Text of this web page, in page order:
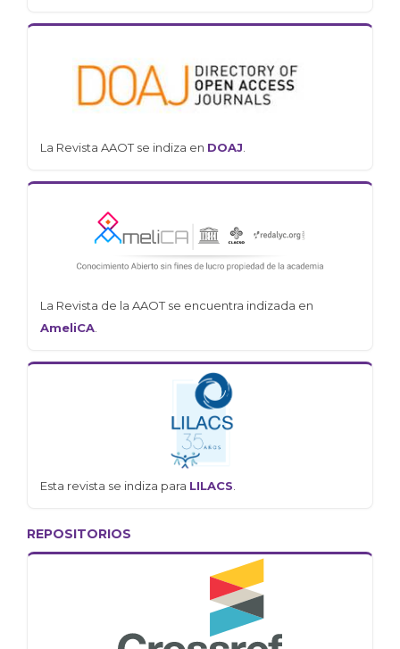
La Revista AAOT se indiza en DOAJ
La Revista de la AAOT se encuentra indizada en
AmeliCA
Esta revista se indiza para LILACS
REPOSITORIOS